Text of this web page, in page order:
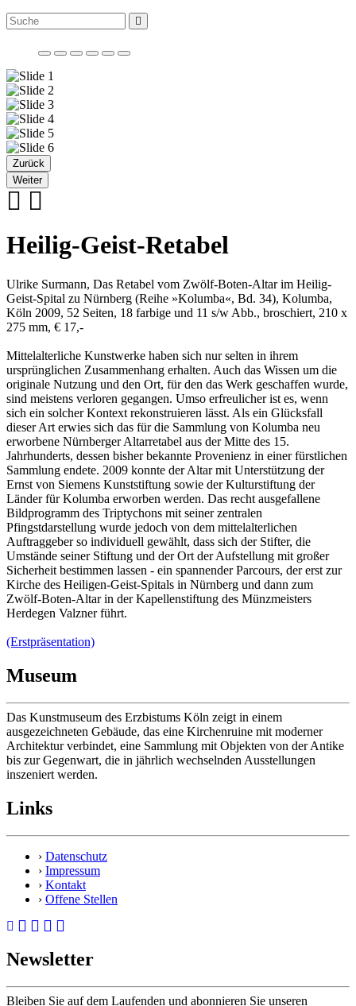
Zurück
Weiter
Heilig-Geist-Retabel
Ulrike Surmann, Das Retabel vom Zwölf-Boten-Altar im Heilig-
Geist-Spital zu Nürnberg (Reihe »Kolumba«, Bd. 34), Kolumba,
Köln 2009, 52 Seiten, 18 farbige und 11 s/w Abb., broschiert, 210 x
275 mm, € 17,-
Mittelalterliche Kunstwerke haben sich nur selten in ihrem
ursprünglichen Zusammenhang erhalten. Auch das Wissen um die
originale Nutzung und den Ort, für den das Werk geschaffen wurde,
sind meistens verloren gegangen. Umso erfreulicher ist es, wenn
sich ein solcher Kontext rekonstruieren lässt. Als ein Glücksfall
dieser Art erwies sich das für die Sammlung von Kolumba neu
erworbene Nürnberger Altarretabel aus der Mitte des 15.
Jahrhunderts, dessen bisher bekannte Provenienz in einer fürstlichen
Sammlung endete. 2009 konnte der Altar mit Unterstützung der
Ernst von Siemens Kunststiftung sowie der Kulturstiftung der
Länder für Kolumba erworben werden. Das recht ausgefallene
Bildprogramm des Triptychons mit seiner zentralen
Pfingstdarstellung wurde jedoch von dem mittelalterlichen
Auftraggeber so individuell gewählt, dass sich der Stifter, die
Umstände seiner Stiftung und der Ort der Aufstellung mit großer
Sicherheit bestimmen lassen - ein spannender Parcours, der erst zur
Kirche des Heiligen-Geist-Spitals in Nürnberg und dann zum
Zwölf-Boten-Altar in der Kapellenstiftung des Münzmeisters
Herdegen Valzner führt.
(Erstpräsentation)
Museum
Das Kunstmuseum des Erzbistums Köln zeigt in einem
ausgezeichneten Gebäude, das eine Kirchenruine mit moderner
Architektur verbindet, eine Sammlung mit Objekten von der Antike
bis zur Gegenwart, die in jährlich wechselnden Ausstellungen
inszeniert werden.
Links
› Datenschutz
› Impressum
› Kontakt
› Offene Stellen
Newsletter
Bleiben Sie auf dem Laufenden und abonnieren Sie unseren